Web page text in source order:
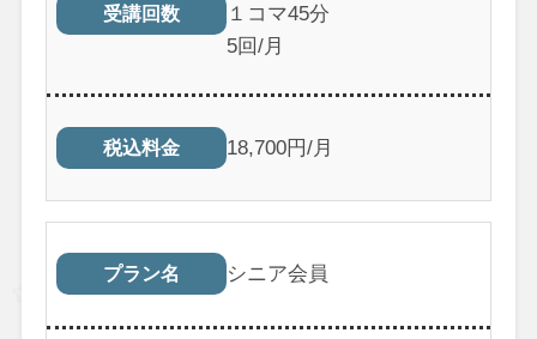
受講回数
１コマ45分
5回/月
税込料金 18,700円/月
プラン名 シニア会員